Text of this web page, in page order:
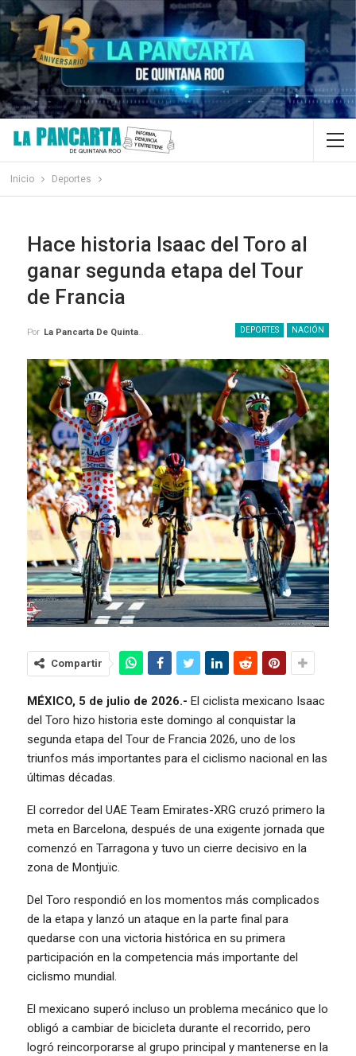
Inicio Deportes
Hace historia Isaac del Toro al
ganar segunda etapa del Tour
de Francia
DEPORTES NACIÓN
Por La Pancarta De Quintana Roo
Compartir
MÉXICO, 5 de julio de 2026.- El ciclista mexicano Isaac
del Toro hizo historia este domingo al conquistar la
segunda etapa del Tour de Francia 2026, uno de los
triunfos más importantes para el ciclismo nacional en las
últimas décadas.
El corredor del UAE Team Emirates-XRG cruzó primero la
meta en Barcelona, después de una exigente jornada que
comenzó en Tarragona y tuvo un cierre decisivo en la
zona de Montjuïc.
Del Toro respondió en los momentos más complicados
de la etapa y lanzó un ataque en la parte final para
quedarse con una victoria histórica en su primera
participación en la competencia más importante del
ciclismo mundial.
El mexicano superó incluso un problema mecánico que lo
obligó a cambiar de bicicleta durante el recorrido, pero
logró reincorporarse al grupo principal y mantenerse en la